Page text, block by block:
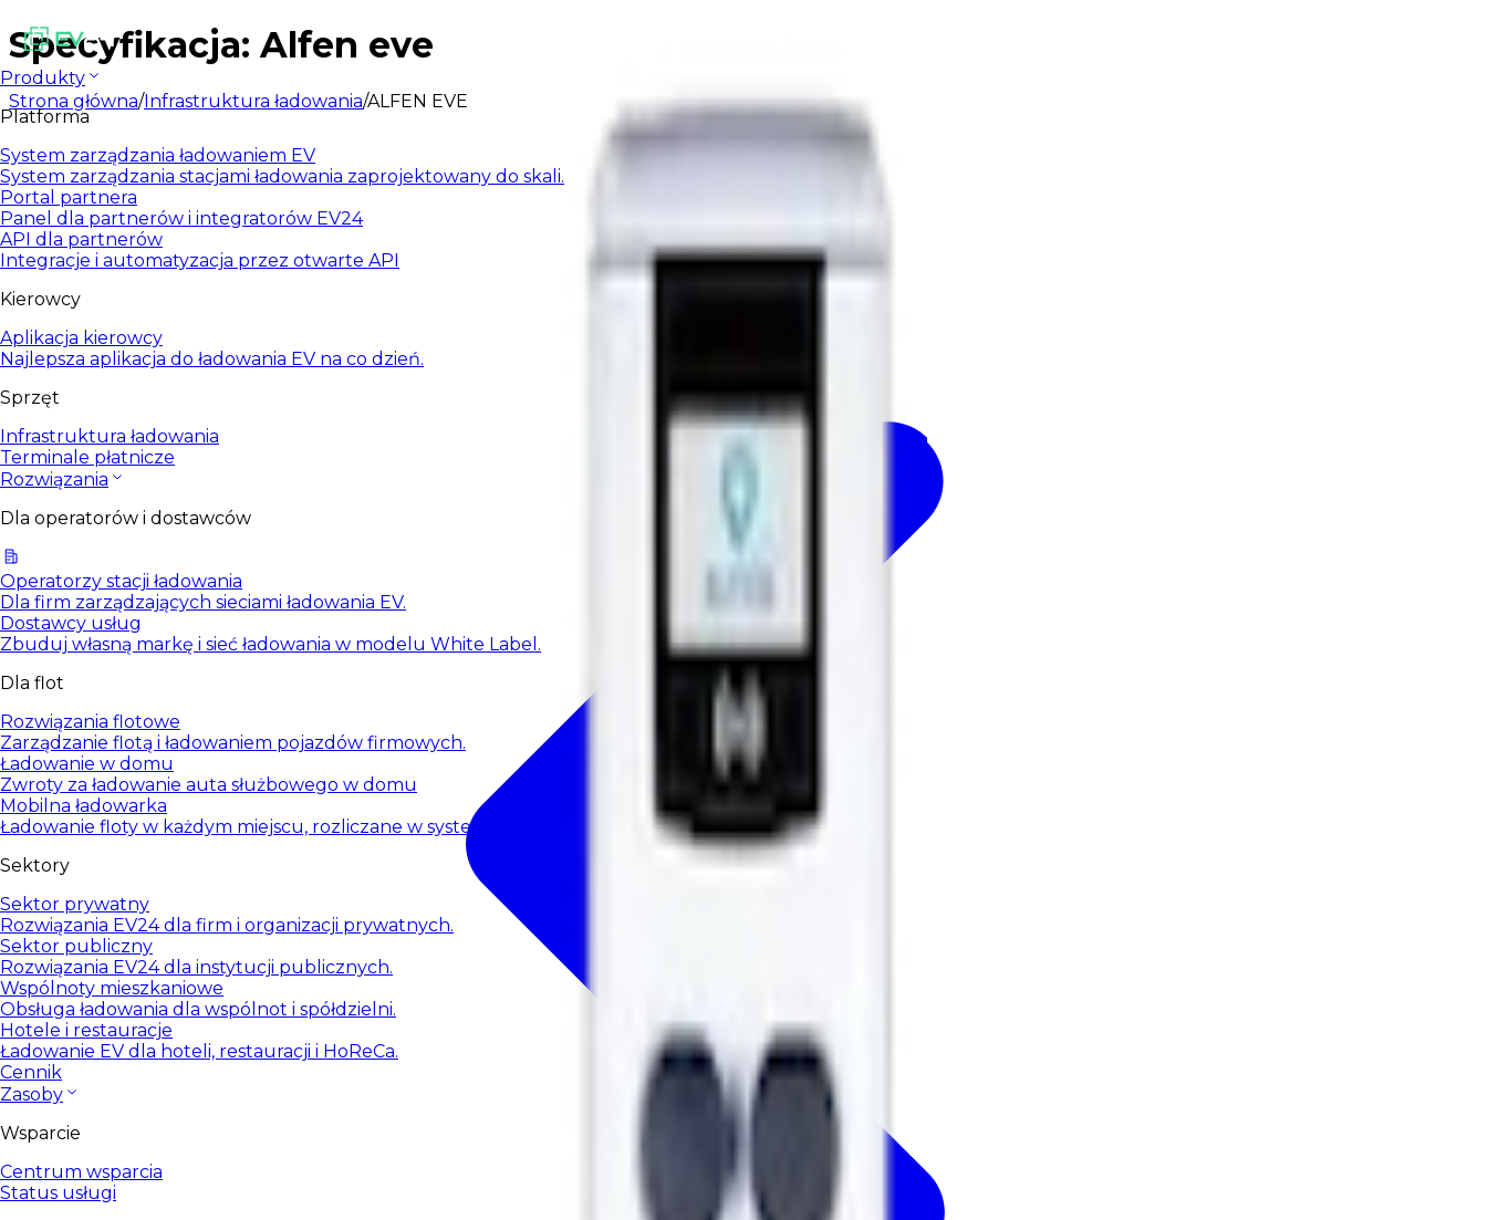
Produkty
Platforma
System zarządzania ładowaniem EV
System zarządzania stacjami ładowania zaprojektowany do skali.
Portal partnera
Panel dla partnerów i integratorów EV24
API dla partnerów
Integracje i automatyzacja przez otwarte API
Kierowcy
Aplikacja kierowcy
Najlepsza aplikacja do ładowania EV na co dzień.
Sprzęt
Infrastruktura ładowania
Terminale płatnicze
Rozwiązania
Dla operatorów i dostawców
Operatorzy stacji ładowania
Dla firm zarządzających sieciami ładowania EV.
Dostawcy usług
Zbuduj własną markę i sieć ładowania w modelu White Label.
Dla flot
Rozwiązania flotowe
Zarządzanie flotą i ładowaniem pojazdów firmowych.
Ładowanie w domu
Zwroty za ładowanie auta służbowego w domu
Mobilna ładowarka
Ładowanie floty w każdym miejscu, rozliczane w systemie
Sektory
Sektor prywatny
Rozwiązania EV24 dla firm i organizacji prywatnych.
Sektor publiczny
Rozwiązania EV24 dla instytucji publicznych.
Wspólnoty mieszkaniowe
Obsługa ładowania dla wspólnot i spółdzielni.
Hotele i restauracje
Ładowanie EV dla hoteli, restauracji i HoReCa.
Cennik
Zasoby
Wsparcie
Centrum wsparcia
Status usługi
Specyfikacja: Alfen eve
Strona główna/Infrastruktura ładowania/ALFEN EVE